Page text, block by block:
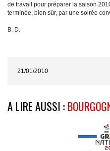
de travail pour préparer la saison
terminée, bien sûr, par une soirée
B. D.
21/01/2010
A LIRE AUSSI :